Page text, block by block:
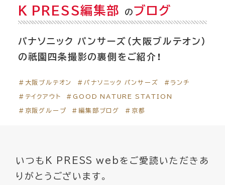
K PRESS編集部 のブログ
パナソニック パンサーズ（大阪ブルテオン）
の祇園四条撮影の裏側をご紹介！
＃大阪ブルテオン ＃パナソニック パンサーズ
＃ランチ
＃テイクアウト
＃GOOD NATURE STATION
＃京阪グループ
＃編集部ブログ ＃京都
いつもK PRESS webをご愛読いただきあ
りがとうございます。